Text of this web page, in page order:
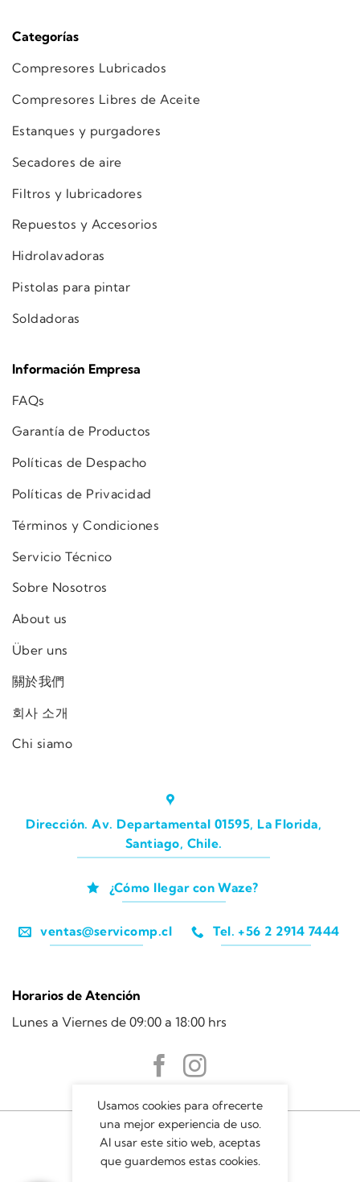
Categorías
Compresores Lubricados
Compresores Libres de Aceite
Estanques y purgadores
Secadores de aire
Filtros y lubricadores
Repuestos y Accesorios
Hidrolavadoras
Pistolas para pintar
Soldadoras
Información Empresa
FAQs
Garantía de Productos
Políticas de Despacho
Políticas de Privacidad
Términos y Condiciones
Servicio Técnico
Sobre Nosotros
About us
Über uns
關於我們
회사 소개
Chi siamo
Dirección. Av. Departamental 01595, La Florida,
Santiago, Chile.
¿Cómo llegar con Waze?
ventas@servicomp.cl Tel. +56 2 2914 7444
Horarios de Atención
Lunes a Viernes de 09:00 a 18:00 hrs
Usamos cookies para ofrecerte
una mejor experiencia de uso.
Al usar este sitio web, aceptas
que guardemos estas cookies.